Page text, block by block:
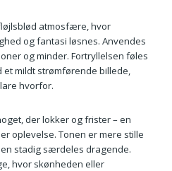
atmosfære, hvor
og fantasi løsnes. Anvendes
og minder. Fortryllelsen føles
mildt strømførende billede,
hvorfor.
der lokker og frister – en
oplevelse. Tonen er mere stille
stadig særdeles dragende.
hvor skønheden eller